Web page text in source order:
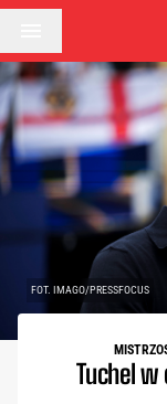
Przejdź do treści
FOT. IMAGO/PRESSFOCUS
Tuchel